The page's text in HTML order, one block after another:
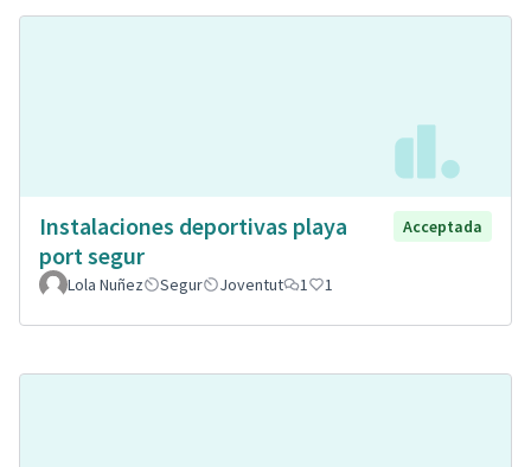
Instalaciones deportivas playa
port segur
Acceptada
Lola Nuñez Segur Joventut 1 1